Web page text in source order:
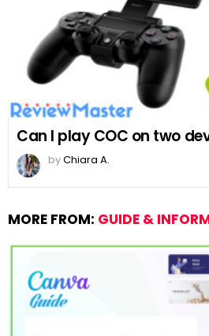
Can I play COC on two
byChiara A.
MORE FROM: GUIDE &